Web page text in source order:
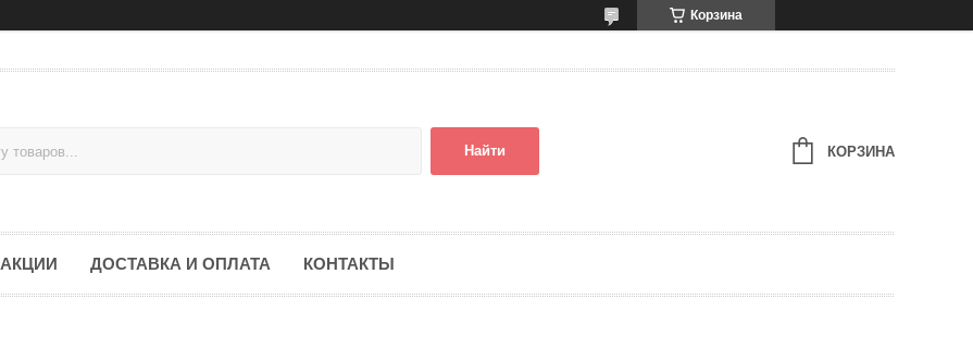
Корзина
Найти КОРЗИНА
АКЦИИ ДОСТАВКА И ОПЛАТА КОНТАКТЫ